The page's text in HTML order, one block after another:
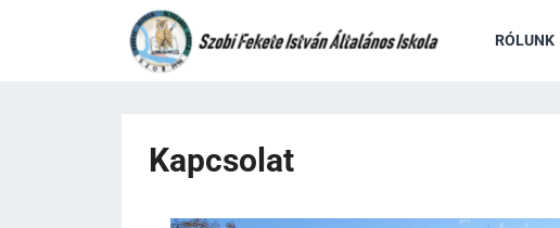
RÓLUNK
Kapcsolat